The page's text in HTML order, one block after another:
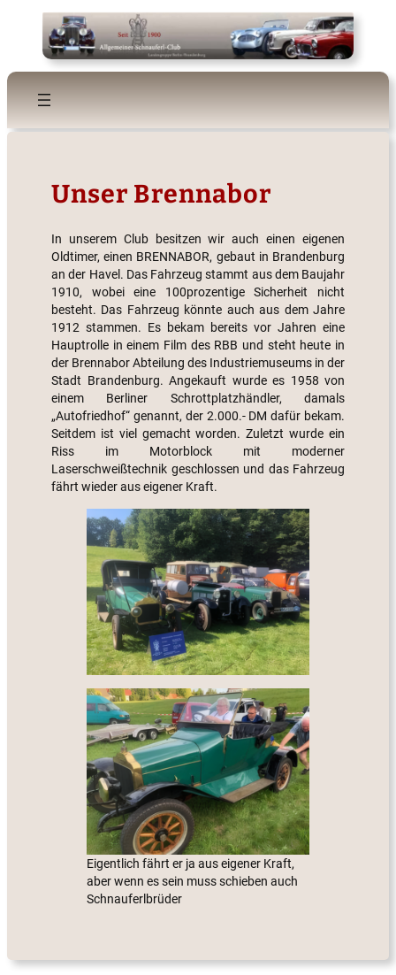
springen
Unser Brennabor
In unserem Club besitzen wir auch einen eigenen
Oldtimer, einen BRENNABOR, gebaut in Brandenburg
an der Havel. Das Fahrzeug stammt aus dem Baujahr
1910, wobei eine 100prozentige Sicherheit nicht
besteht. Das Fahrzeug könnte auch aus dem Jahre
1912 stammen. Es bekam bereits vor Jahren eine
Hauptrolle in einem Film des RBB und steht heute in
der Brennabor Abteilung des Industriemuseums in der
Stadt Brandenburg. Angekauft wurde es 1958 von
einem Berliner Schrottplatzhändler, damals
„Autofriedhof“ genannt, der 2.000.- DM dafür bekam.
Seitdem ist viel gemacht worden. Zuletzt wurde ein
Riss im Motorblock mit moderner
Laserschweißtechnik geschlossen und das Fahrzeug
fährt wieder aus eigener Kraft.
Eigentlich fährt er ja aus eigener Kraft,
aber wenn es sein muss schieben auch
Schnauferlbrüder